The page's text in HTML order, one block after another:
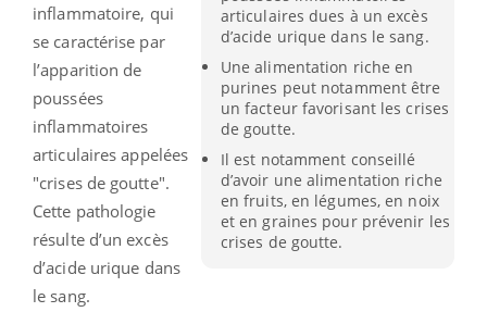
articulaires dues à un excès
d’acide urique dans le sang.
Une alimentation riche en
purines peut notamment être
un facteur favorisant les crises
de goutte.
Il est notamment conseillé
d’avoir une alimentation riche
en fruits, en légumes, en noix
et en graines pour prévenir les
crises de goutte.
inflammatoire, qui
se caractérise par
l’apparition de
poussées
inflammatoires
articulaires appelées
"crises de goutte".
Cette pathologie
résulte d’un excès
d’acide urique dans
le sang.